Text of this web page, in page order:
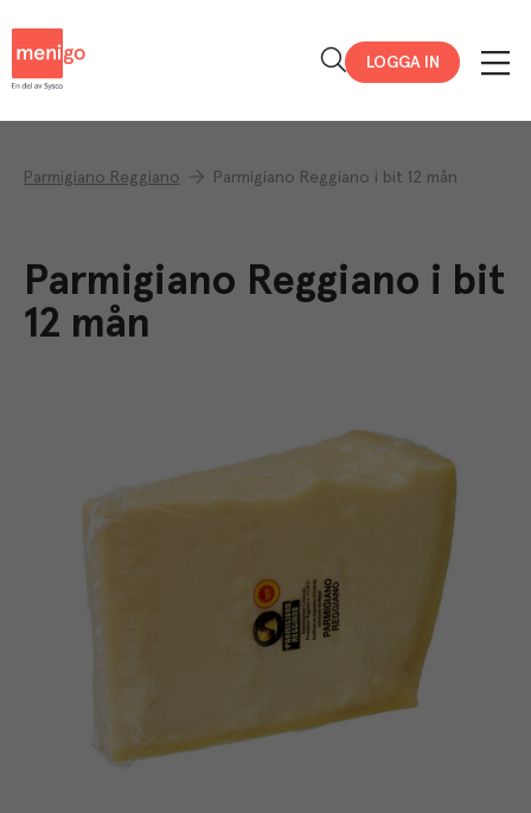
LOGGA IN
Parmigiano Reggiano Parmigiano Reggiano i bit 12 mån
Parmigiano Reggiano i bit
12 mån